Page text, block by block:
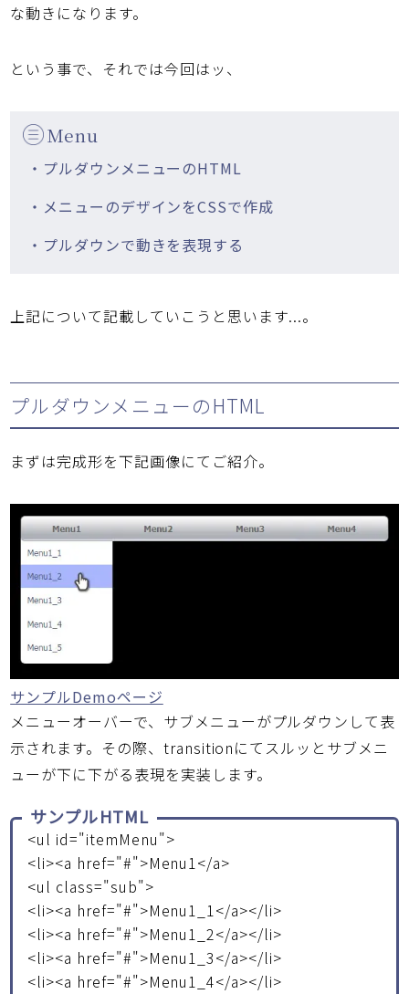
な動きになります。
という事で、それでは今回はッ、
Menu
・プルダウンメニューのHTML
・メニューのデザインをCSSで作成
・プルダウンで動きを表現する
上記について記載していこうと思います...。
プルダウンメニューのHTML
まずは完成形を下記画像にてご紹介。
サンプルDemoページ
メニューオーバーで、サブメニューがプルダウンして表
示されます。その際、transitionにてスルッとサブメニ
ューが下に下がる表現を実装します。
サンプルHTML
<ul id="itemMenu">
<li><a href="#">Menu1</a>
<ul class="sub">
<li><a href="#">Menu1_1</a></li>
<li><a href="#">Menu1_2</a></li>
<li><a href="#">Menu1_3</a></li>
<li><a href="#">Menu1_4</a></li>